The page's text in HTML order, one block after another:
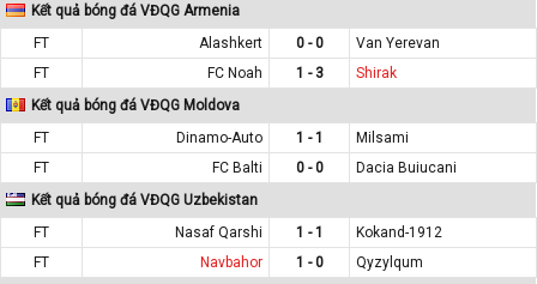
Kết quả bóng đá VĐQG Armenia
FT
Alashkert 0 - 0
Van Yerevan
FT
FC Noah 1 - 3
Shirak
Kết quả bóng đá VĐQG Moldova
FT
Dinamo-Auto 1 - 1
Milsami
FT
FC Balti 0 - 0
Dacia Buiucani
Kết quả bóng đá VĐQG Uzbekistan
FT
Nasaf Qarshi 1 - 1
Kokand-1912
FT
Navbahor 1 - 0
Qyzylqum